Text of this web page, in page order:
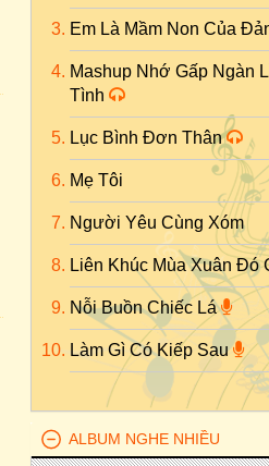
Em Là Mầm Non Của
Mashup Nhớ Gấp Ngàn
Tình
Lục Bình Đơn Thân
Mẹ Tôi
Người Yêu Cùng Xóm
Liên Khúc Mùa Xuân Đó
Nỗi Buồn Chiếc Lá
Làm Gì Có Kiếp Sau
ALBUM NGHE NHIỀU